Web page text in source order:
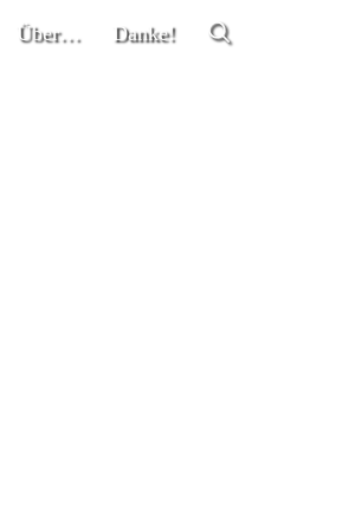
Über… Danke!